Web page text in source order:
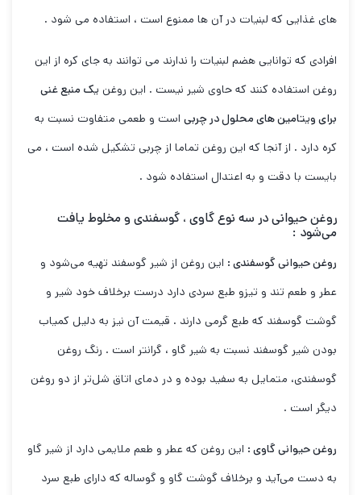
های غذایی که لبنیات در آن ها ممنوع است ، استفاده می شود .
افرادی که توانایی هضم لبنیات را ندارند می توانند به جای کره از این
روغن استفاده کنند که حاوی شیر نیست . این روغن یک منبع غنی
برای ویتامین های محلول در چربی است و طعمی متفاوت نسبت به
کره دارد . از آنجا که این روغن تماما از چربی تشکیل شده است ، می
بایست با دقت و به اعتدال استفاده شود .
روغن حیوانی در سه نوع گاوی ، گوسفندی و مخلوط یافت
می‌شود :
روغن حیوانی گوسفندی : این روغن از شیر گوسفند تهیه می‌شود و
عطر و طعم تند و تیزو طبع سردی دارد درست برخلاف خود شیر و
گوشت گوسفند که طبع گرمی دارند . قیمت آن نیز به دلیل کمیاب
بودن شیر گوسفند نسبت به شیر گاو ، گرانتر است . رنگ روغن
گوسفندی، متمایل به سفید بوده و در دمای اتاق شل‌تر از دو روغن
دیگر است .
روغن حیوانی گاوی : این روغن که عطر و طعم ملایمی دارد از شیر گاو
به دست می‌آید و برخلاف گوشت گاو و گوساله که دارای طبع سرد